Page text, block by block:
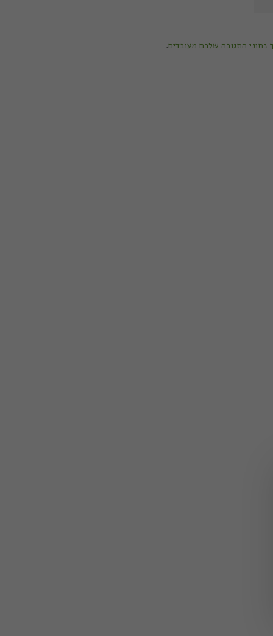
נתוני התגובה שלכם מעובדים.